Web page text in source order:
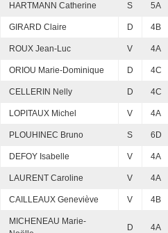
HARTMANN Catherine S 5A
GIRARD Claire D 4B
ROUX Jean-Luc V 4A
ORIOU Marie-Dominique D 4C
CELLERIN Nelly D 4C
LOPITAUX Michel V 4A
PLOUHINEC Bruno S 6D
DEFOY Isabelle V 4A
LAURENT Caroline V 4A
CAILLEAUX Geneviève V 4B
MICHENEAU Marie-
D 4A